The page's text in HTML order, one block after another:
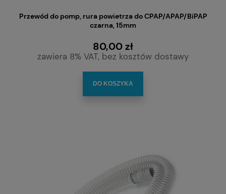
Przewód do pomp, rura powietrza do CPAP/APAP/BiPAP
czarna, 15mm
80,00 zł
zawiera 8% VAT, bez kosztów dostawy
DO KOSZYKA